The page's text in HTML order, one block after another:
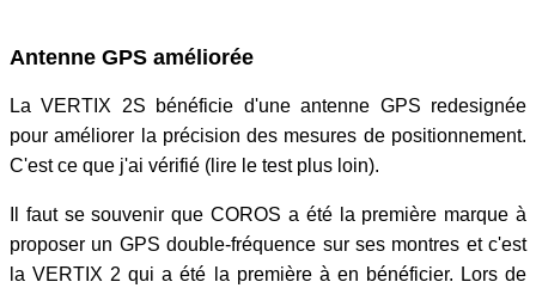
Antenne GPS améliorée
La VERTIX 2S bénéficie d'une antenne GPS redesignée
pour améliorer la précision des mesures de positionnement.
C'est ce que j'ai vérifié (lire le test plus loin).
Il faut se souvenir que COROS a été la première marque à
proposer un GPS double-fréquence sur ses montres et c'est
la VERTIX 2 qui a été la première à en bénéficier. Lors de